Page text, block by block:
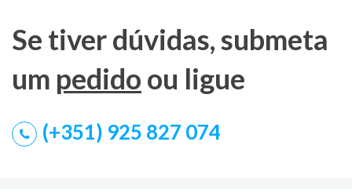
Se tiver dúvidas, submeta
um pedido ou ligue
(+351) 925 827 074